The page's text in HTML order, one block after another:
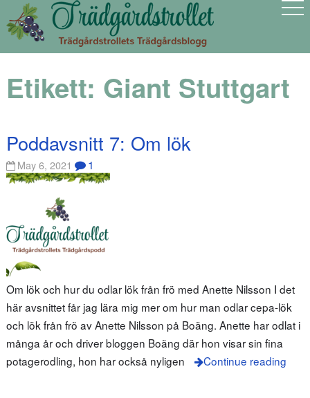
Etikett: Giant Stuttgart
Poddavsnitt 7: Om lök
May 6, 2021 1
Om lök och hur du odlar lök från frö med Anette Nilsson I det
här avsnittet får jag lära mig mer om hur man odlar cepa-lök
och lök från frö av Anette Nilsson på Boäng. Anette har odlat i
många år och driver bloggen Boäng där hon visar sin fina
potagerodling, hon har också nyligen
Continue reading